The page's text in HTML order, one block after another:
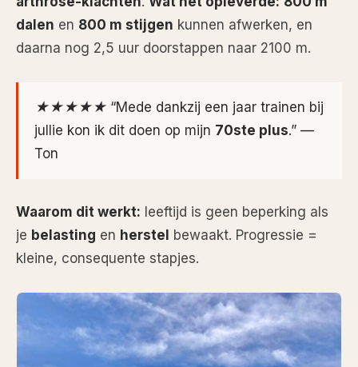
dalen en 800 m stijgen kunnen afwerken, en
daarna nog 2,5 uur doorstappen naar 2100 m.
★★★★★ “Mede dankzij een jaar trainen bij
jullie kon ik dit doen op mijn 70ste plus.” —
Ton
Waarom dit werkt: leeftijd is geen beperking als
je belasting en herstel bewaakt. Progressie =
kleine, consequente stapjes.